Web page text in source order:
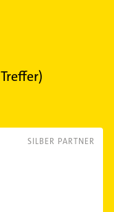
Treffer)
SILBER PARTNER